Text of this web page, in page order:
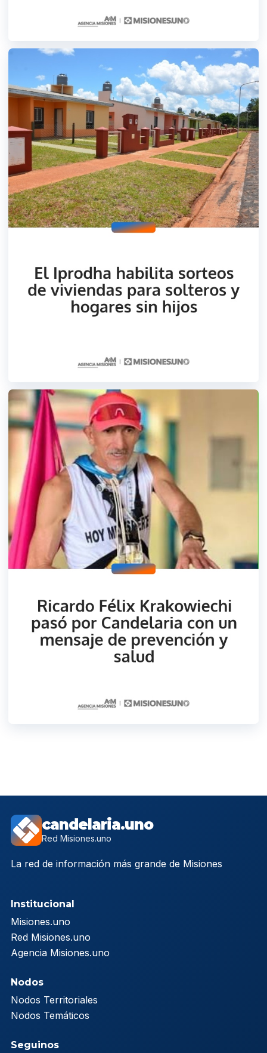
candelaria.uno
Red Misiones.uno
La red de información más grande de Misiones
Institucional
Misiones.uno
Red Misiones.uno
Agencia Misiones.uno
Nodos
Nodos Territoriales
Nodos Temáticos
Seguinos